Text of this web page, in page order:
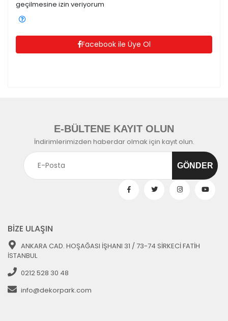
geçilmesine izin veriyorum
Facebook ile Üye Ol
E-BÜLTENE KAYIT OLUN
İndirimlerimizden haberdar olmak için kayıt olun.
BİZE ULAŞIN
ANKARA CAD. HOŞAĞASI İŞHANI 31 / 73-74 SİRKECİ FATİH
İSTANBUL
0212 528 30 48
info@dekorpark.com